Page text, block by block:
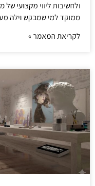
ולחשיבות ליווי מקצועי
ממוקד למי שמבקש וילה
לקריאת המאמר »